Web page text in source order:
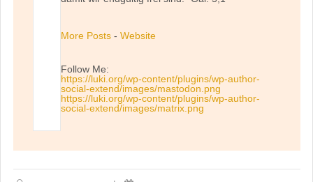
More Posts- Website
Follow Me:
https://luki.org/wp-content/plugins/wp-author-
social-extend/images/mastodon.png
https://luki.org/wp-content/plugins/wp-author-
social-extend/images/matrix.png